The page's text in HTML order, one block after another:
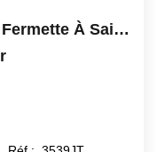
EXCLUSIVITE GERONIMMO Fermette À Saint Léger Fort Potentiel